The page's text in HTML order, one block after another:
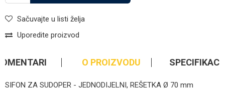
Sačuvajte u listi želja
Uporedite proizvod
O PROIZVODU
SIFON ZA SUDOPER - JEDNODIJELNI, REŠETKA Ø 70 mm